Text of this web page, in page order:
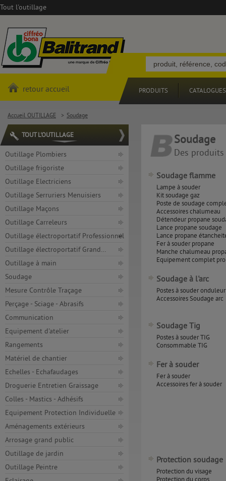
Tout l'outillage
retour accueil PRODUITS CATALOGUES
Accueil OUTILLAGE > Soudage
TOUT L'OUTILLAGE
Outillage Plombiers
Outillage frigoriste
Outillage Electriciens
Outillage Serruriers Menuisiers
Outillage Maçons
Outillage Carreleurs
Outillage électroportatif Professionnel
Outillage électroportatif Grand…
Outillage à main
Soudage
Mesure Contrôle Traçage
Perçage - Sciage - Abrasifs
Communication
Equipement d'atelier
Rangements
Matériel de chantier
Echelles - Echafaudages
Droguerie Entretien Graissage
Colles - Mastics - Adhésifs
Equipement Protection Individuelle
Aménagements extérieurs
Arrosage grand public
Outillage de jardin
Outillage Peintre
Soudage
Des
Soudage flamme
Lampe à souder
Kit soudage gaz
Poste de soudage
Accessoires chalumeau
Détendeur propane
Lance propane soudage
Lance propane
Fer à souder propane
Manche chalumeau
Equipement complet
Soudage à l'arc
Postes à souder onduleur
Accessoires Soudage arc
Soudage Tig
Postes à souder TIG
Consommable TIG
Fer à souder
Fer à souder
Accessoires fer à souder
Protection soudage
Protection du visage
Protection du corps